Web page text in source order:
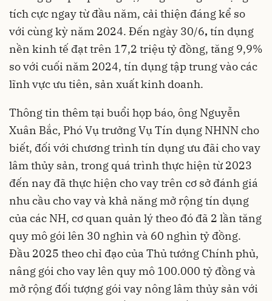
tích cực ngay từ đầu năm, cải thiện đáng kể so
với cùng kỳ năm 2024. Đến ngày 30/6, tín dụng
nền kinh tế đạt trên 17,2 triệu tỷ đồng, tăng 9,9%
so với cuối năm 2024, tín dụng tập trung vào các
lĩnh vực ưu tiên, sản xuất kinh doanh.
Thông tin thêm tại buổi họp báo, ông Nguyễn
Xuân Bắc, Phó Vụ trưởng Vụ Tín dụng NHNN cho
biết, đối với chương trình tín dụng ưu đãi cho vay
lâm thủy sản, trong quá trình thực hiện từ 2023
đến nay đã thực hiện cho vay trên cơ sở đánh giá
nhu cầu cho vay và khả năng mở rộng tín dụng
của các NH, cơ quan quản lý theo đó đã 2 lần tăng
quy mô gói lên 30 nghìn và 60 nghìn tỷ đồng.
Đầu 2025 theo chỉ đạo của Thủ tướng Chính phủ,
nâng gói cho vay lên quy mô 100.000 tỷ đồng và
mở rộng đối tượng gói vay nông lâm thủy sản với